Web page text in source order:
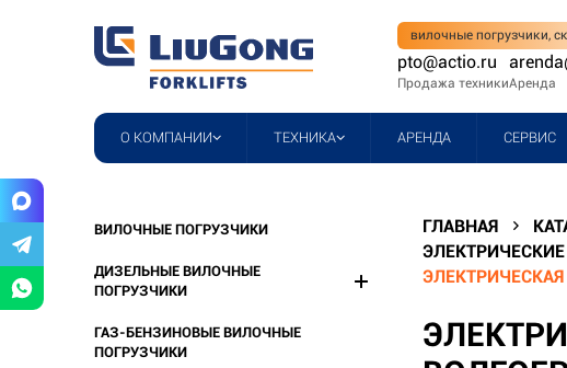
вилочные погрузчики,
pto@actio.ru
Продажа техникиАренда
О КОМПАНИИ ТЕХНИКА АРЕНДА СЕРВИС
ВИЛОЧНЫЕ ПОГРУЗЧИКИ
ДИЗЕЛЬНЫЕ ВИЛОЧНЫЕ
ПОГРУЗЧИКИ
ГАЗ-БЕНЗИНОВЫЕ ВИЛОЧНЫЕ
ПОГРУЗЧИКИ
ГЛАВНАЯ
ЭЛЕКТРИЧЕСКАЯ